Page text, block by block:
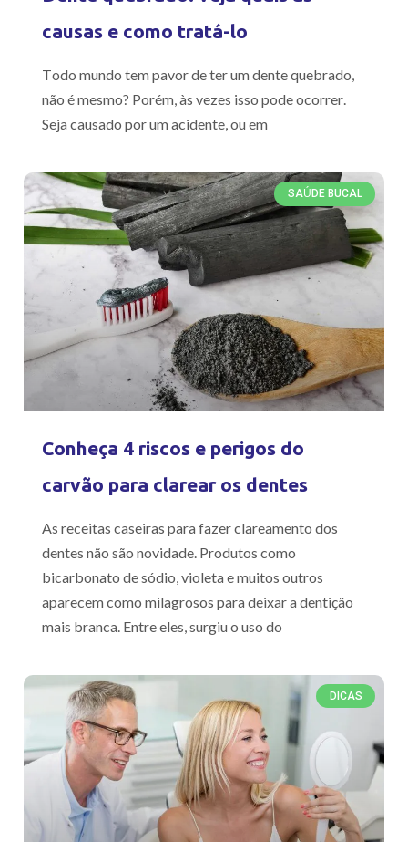
causas e como tratá-lo
Todo mundo tem pavor de ter um dente quebrado,
não é mesmo? Porém, às vezes isso pode ocorrer.
Seja causado por um acidente, ou em
SAÚDE BUCAL
Conheça 4 riscos e perigos do
carvão para clarear os dentes
As receitas caseiras para fazer clareamento dos
dentes não são novidade. Produtos como
bicarbonato de sódio, violeta e muitos outros
aparecem como milagrosos para deixar a dentição
mais branca. Entre eles, surgiu o uso do
DICAS